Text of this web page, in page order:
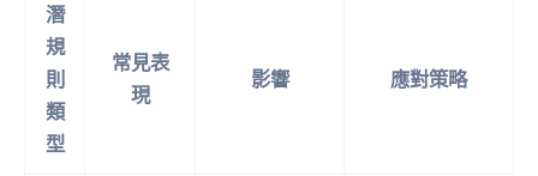
潛
規
則
類
型
常見表
現
影響 應對策略